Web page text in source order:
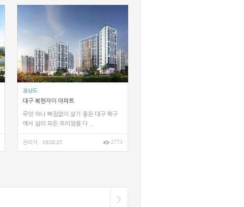
경상도
대구 복현자이 아파트
무엇 하나 빠짐없이 살기 좋은 대구 북구
에서 삶의 모든 프리엄을 다 ...
관리자 18.03.27. 2773